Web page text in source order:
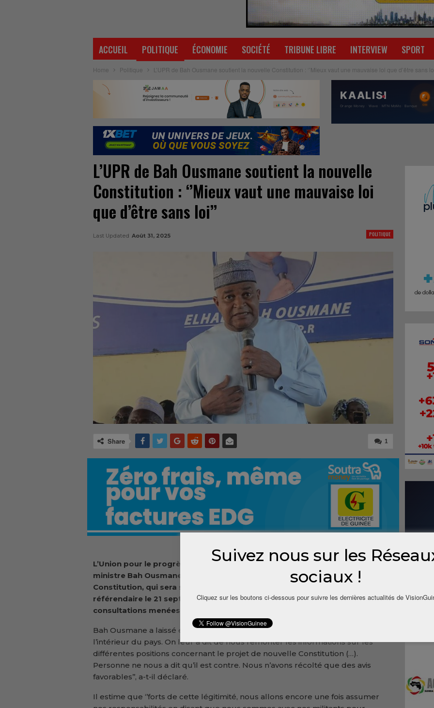
ACCUEIL POLITIQUE ÉCONOMIE SOCIÉTÉ TRIBUNE LIBRE INTERVIEW SPORT
Home Politique L’UPR de Bah Ousmane soutient la nouvelle Constitution : ‘’Mieux vaut une mauvaise loi que d’être sans
L’UPR de Bah Ousmane soutient la nouvelle
Constitution : ‘’Mieux vaut une mauvaise loi
que d’être sans loi’’
POLITIQUE
Last Updated Août 31, 2025
1
Share
L’Union pour le progrès et le renouveau (UPR), parti dirigé par l’ancien
ministre Bah Ousmane, a annoncé samedi son soutien au projet de nouvelle
Constitution, qui sera soumis à l’approbation du peuple par voie
référendaire le 21 septembre. Il affirme que cette décision est le fruit de
consultations menées auprès des militants et sympathisants.
Bah Ousmane a laissé entendre que ‘’nous avons consulté nos fédérations de
l’intérieur du pays. On leur a dit de nous remonter les informations sur les
différentes positions concernant le projet de nouvelle Constitution (…).
Personne ne nous a dit qu’il est contre. Nous n’avons récolté que des avis
favorables’’, a-t-il déclaré.
Il estime que ‘’forts de cette légitimité, nous allons encore une fois assumer
Suivez nous sur les
sociaux !
Cliquez sur les boutons ci-dessous pour suivre les dernières actualités de